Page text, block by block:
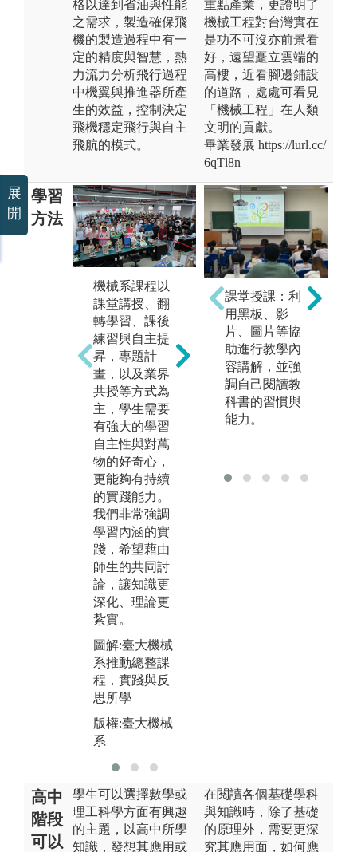
格以達到省油與性能
之需求，製造確保飛
機的製造過程中有一
定的精度與智慧，熱
力流力分析飛行過程
中機翼與推進器所產
生的效益，控制決定
飛機穩定飛行與自主
飛航的模式。
重點產業，更證明了
機械工程對台灣實在
是功不可沒亦前景看
好，遠望矗立雲端的
高樓，近看腳邊鋪設
的道路，處處可看見
「機械工程」在人類
文明的貢獻。
畢業發展 https://lurl.cc/
6qTl8n
學習
方法
機械系課程以
課堂講授、翻
轉學習、課後
練習與自主提
昇，專題計
畫，以及業界
共授等方式為
主，學生需要
有強大的學習
自主性與對萬
物的好奇心，
更能夠有持續
的實踐能力。
我們非常強調
學習內涵的實
踐，希望藉由
師生的共同討
論，讓知識更
深化、理論更
紮實。
圖解:臺大機械
系推動總整課
程，實踐與反
思所學
版權:臺大機械
系
完整的實作環
境，提倡學以
致用，並以實
踐理論為重
點，發揮創造
力。
圖解:數位製造
設備(3D印表
課堂授課：利
用黑板、影
片、圖片等協
助進行教學內
容講解，並強
調自己閱讀教
科書的習慣與
能力。
高中
階段
可以
學生可以選擇數學或
理工科學方面有興趣
的主題，以高中所學
知識，發想其應用或
在閱讀各個基礎學科
與知識時，除了基礎
的原理外，需要更深
究其應用面，如何應
展
開